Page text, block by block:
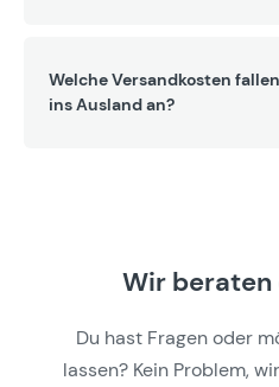
Welche Versandkosten
ins Ausland an?
Wir beraten
Du hast Fragen oder
lassen? Kein Problem,